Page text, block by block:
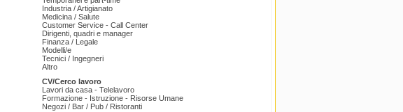
Industria / Artigianato
Medicina / Salute
Customer Service - Call Center
Dirigenti, quadri e manager
Finanza / Legale
Modelli/e
Tecnici / Ingegneri
Altro
CV/Cerco lavoro
Lavori da casa - Telelavoro
Formazione - Istruzione - Risorse Umane
Negozi / Bar / Pub / Ristoranti